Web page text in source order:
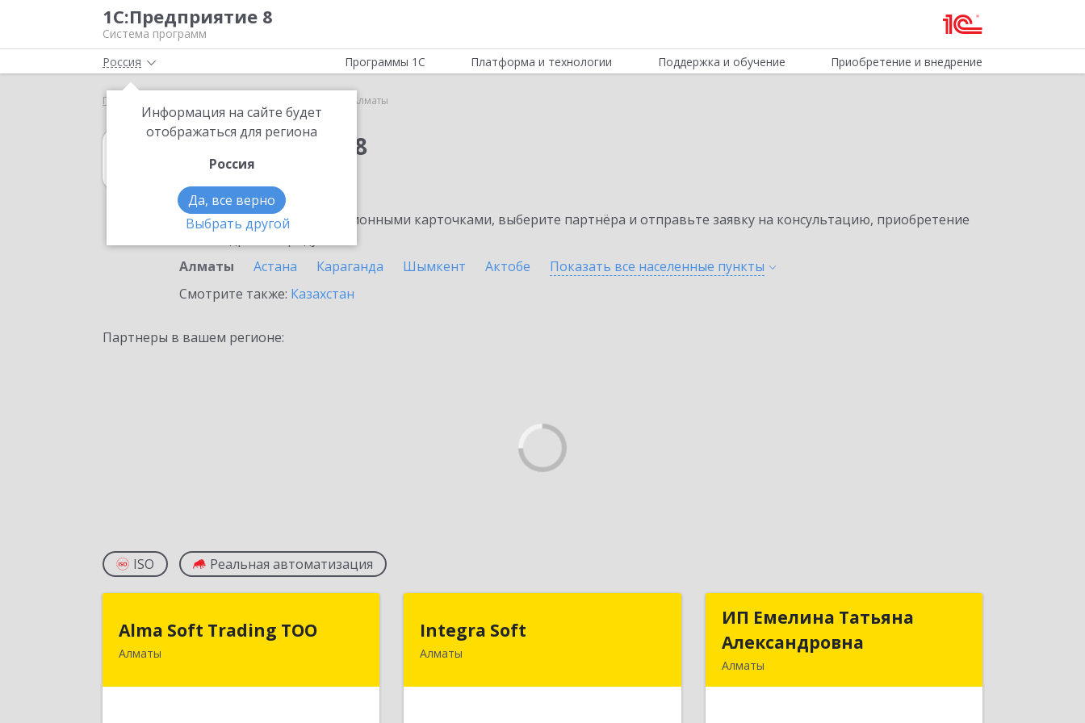
1С:Предприятие 8
Система программ
Россия
Информация на сайте будет
отображаться для региона
Россия
Да, все верно
Выбрать другой
Программы 1С Платформа и технологии Поддержка и обучение Приобретение и внедрение
Главная Алматы
1С:Упрощенка 8
в Алматы
Ознакомьтесь с информационными карточками, выберите партнёра и отправьте заявку на консультацию, приобретение
Алматы
Астана Караганда Шымкент Актобе Показать все населенные пункты
Смотрите также: Казахстан
Партнеры в вашем регионе:
ISO Реальная автоматизация
Alma Soft Trading ТОО
АлматыКАЗАХСТАН , 050017, г.Алматы, ул.
Integra Soft
Алматы050067, Республика Казахстан, г.
ИП Емелина Татьяна
Александровна
Алматы
ИП Емелина Татьяна
Александровна